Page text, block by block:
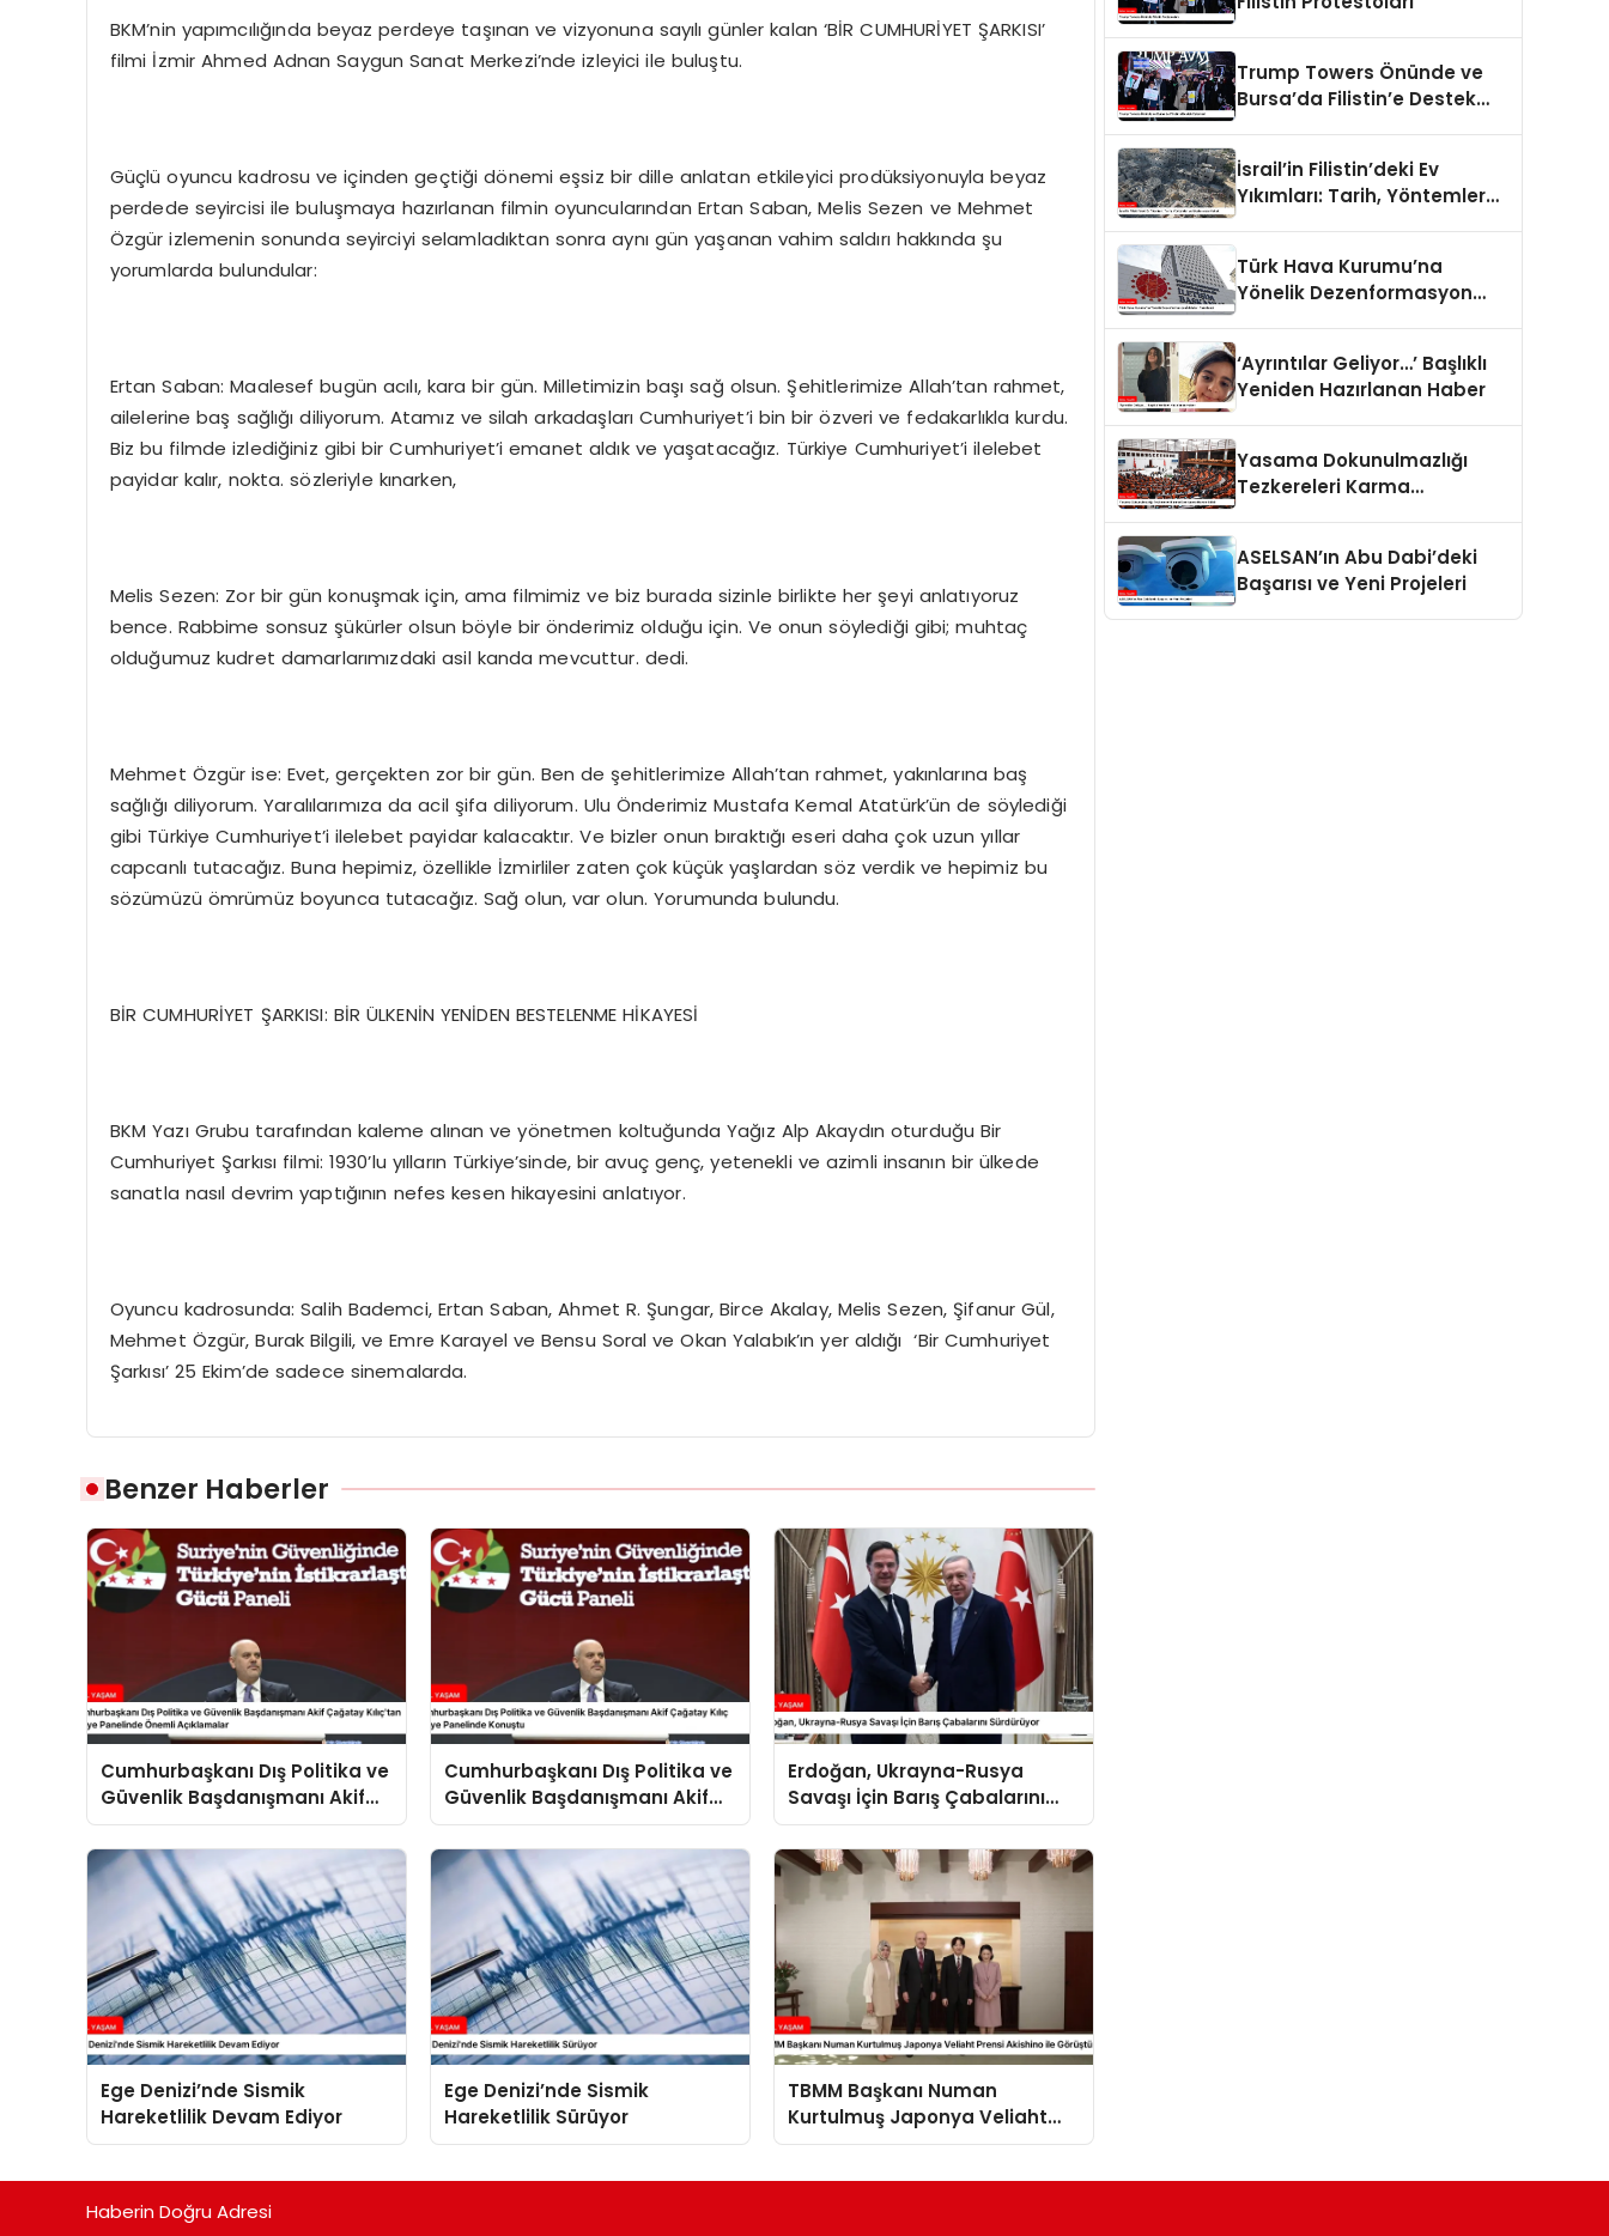
BKM’nin yapımcılığında beyaz perdeye taşınan ve vizyonuna sayılı günler kalan ‘BİR CUMHURİYET ŞARKISI’
filmi İzmir Ahmed Adnan Saygun Sanat Merkezi’nde izleyici ile buluştu.
Güçlü oyuncu kadrosu ve içinden geçtiği dönemi eşsiz bir dille anlatan etkileyici prodüksiyonuyla beyaz
perdede seyircisi ile buluşmaya hazırlanan filmin oyuncularından Ertan Saban, Melis Sezen ve Mehmet
Özgür izlemenin sonunda seyirciyi selamladıktan sonra aynı gün yaşanan vahim saldırı hakkında şu
yorumlarda bulundular:
Ertan Saban: Maalesef bugün acılı, kara bir gün. Milletimizin başı sağ olsun. Şehitlerimize Allah’tan rahmet,
ailelerine baş sağlığı diliyorum. Atamız ve silah arkadaşları Cumhuriyet’i bin bir özveri ve fedakarlıkla kurdu.
Biz bu filmde izlediğiniz gibi bir Cumhuriyet’i emanet aldık ve yaşatacağız. Türkiye Cumhuriyet’i ilelebet
payidar kalır, nokta. sözleriyle kınarken,
Melis Sezen: Zor bir gün konuşmak için, ama filmimiz ve biz burada sizinle birlikte her şeyi anlatıyoruz
bence. Rabbime sonsuz şükürler olsun böyle bir önderimiz olduğu için. Ve onun söylediği gibi; muhtaç
olduğumuz kudret damarlarımızdaki asil kanda mevcuttur. dedi.
Mehmet Özgür ise: Evet, gerçekten zor bir gün. Ben de şehitlerimize Allah’tan rahmet, yakınlarına baş
sağlığı diliyorum. Yaralılarımıza da acil şifa diliyorum. Ulu Önderimiz Mustafa Kemal Atatürk’ün de söylediği
gibi Türkiye Cumhuriyet’i ilelebet payidar kalacaktır. Ve bizler onun bıraktığı eseri daha çok uzun yıllar
capcanlı tutacağız. Buna hepimiz, özellikle İzmirliler zaten çok küçük yaşlardan söz verdik ve hepimiz bu
sözümüzü ömrümüz boyunca tutacağız. Sağ olun, var olun. Yorumunda bulundu.
BİR CUMHURİYET ŞARKISI: BİR ÜLKENİN YENİDEN BESTELENME HİKAYESİ
BKM Yazı Grubu tarafından kaleme alınan ve yönetmen koltuğunda Yağız Alp Akaydın oturduğu Bir
Cumhuriyet Şarkısı filmi: 1930’lu yılların Türkiye’sinde, bir avuç genç, yetenekli ve azimli insanın bir ülkede
sanatla nasıl devrim yaptığının nefes kesen hikayesini anlatıyor.
Oyuncu kadrosunda: Salih Bademci, Ertan Saban, Ahmet R. Şungar, Birce Akalay, Melis Sezen, Şifanur Gül,
Mehmet Özgür, Burak Bilgili, ve Emre Karayel ve Bensu Soral ve Okan Yalabık’ın yer aldığı ‘Bir Cumhuriyet
Şarkısı’ 25 Ekim’de sadece sinemalarda.
Benzer Haberler
Cumhurbaşkanı Dış Politika ve
Güvenlik Başdanışmanı Akif
Çağatay Kılıç’tan Suriye
Panelinde Önemli Açıklamalar
Cumhurbaşkanı Dış Politika ve
Güvenlik Başdanışmanı Akif
Çağatay Kılıç Suriye Panelinde
Konuştu
Erdoğan, Ukrayna-Rusya
Savaşı İçin Barış Çabalarını
Sürdürüyor
Ege Denizi’nde Sismik
Hareketlilik Devam Ediyor
Ege Denizi’nde Sismik
Hareketlilik Sürüyor
TBMM Başkanı Numan
Kurtulmuş Japonya Veliaht
Prensi Akishino ile Görüştü
Trump Towers Önünde ve
Bursa’da Filistin’e Destek
İsrail’in Filistin’deki Ev
Yıkımları: Tarih, Yöntemler
Türk Hava Kurumu’na
Yönelik Dezenformasyon
‘Ayrıntılar Geliyor…’ Başlıklı
Yeniden Hazırlanan Haber
Yasama Dokunulmazlığı
Tezkereleri Karma
ASELSAN’ın Abu Dabi’deki
Başarısı ve Yeni Projeleri
Haberin Doğru Adresi